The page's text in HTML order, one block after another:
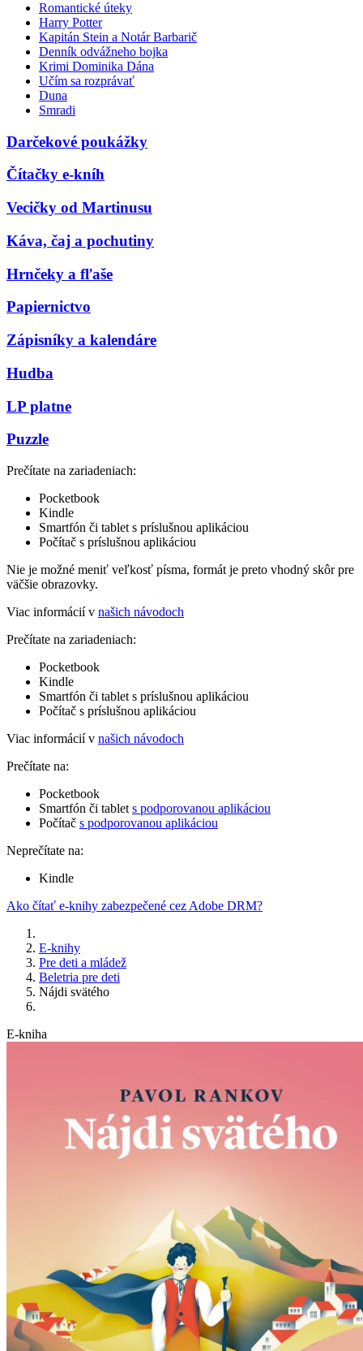
Romantické úteky
Harry Potter
Kapitán Stein a Notár Barbarič
Denník odvážneho bojka
Krimi Dominika Dána
Učím sa rozprávať
Duna
Smradi
Darčekové poukážky
Čítačky e-kníh
Vecičky od Martinusu
Káva, čaj a pochutiny
Hrnčeky a fľaše
Papiernictvo
Zápisníky a kalendáre
Hudba
LP platne
Puzzle
Prečítate na zariadeniach:
Pocketbook
Kindle
Smartfón či tablet s príslušnou aplikáciou
Počítač s príslušnou aplikáciou
Nie je možné meniť veľkosť písma, formát je preto vhodný skôr pre
väčšie obrazovky.
Viac informácií v našich návodoch
Prečítate na zariadeniach:
Pocketbook
Kindle
Smartfón či tablet s príslušnou aplikáciou
Počítač s príslušnou aplikáciou
Viac informácií v našich návodoch
Prečítate na:
Pocketbook
Smartfón či tablet s podporovanou aplikáciou
Počítač s podporovanou aplikáciou
Neprečítate na:
Kindle
Ako čítať e-knihy zabezpečené cez Adobe DRM?
E-knihy
Pre deti a mládež
Beletria pre deti
Nájdi svätého
E-kniha